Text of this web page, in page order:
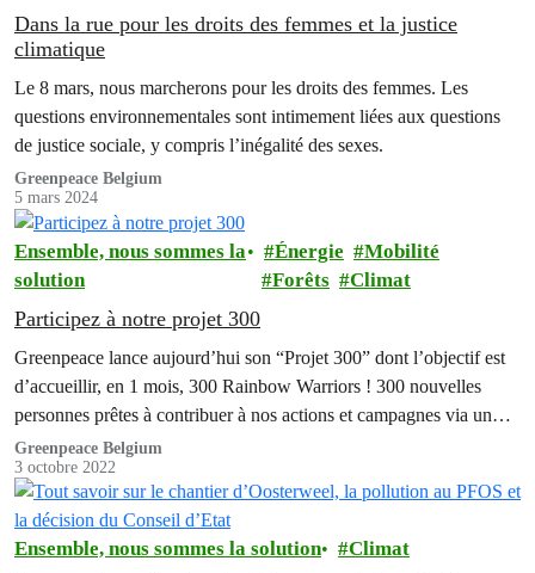
Dans la rue pour les droits des femmes et la justice
climatique
Le 8 mars, nous marcherons pour les droits des femmes. Les
questions environnementales sont intimement liées aux questions
de justice sociale, y compris l’inégalité des sexes.
Greenpeace Belgium
5 mars 2024
Ensemble, nous sommes la
solution
Énergie
Mobilité
Forêts
Climat
Participez à notre projet 300
Greenpeace lance aujourd’hui son “Projet 300” dont l’objectif est
d’accueillir, en 1 mois, 300 Rainbow Warriors ! 300 nouvelles
personnes prêtes à contribuer à nos actions et campagnes via un
soutien mensuel.
Greenpeace Belgium
3 octobre 2022
Ensemble, nous sommes la solution Climat